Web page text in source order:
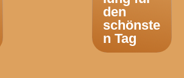
den
schönste
n Tag